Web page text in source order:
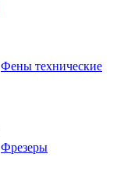
Фены технические
Фрезеры